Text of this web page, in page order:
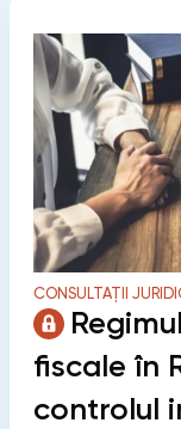
CONSULTAȚII
fiscale în
controlul